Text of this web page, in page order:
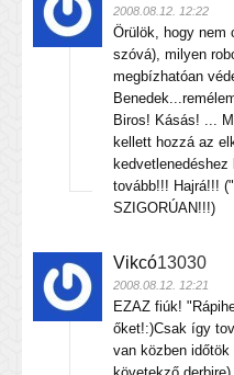
2008.08.12. 12:22
Örülök, hogy nem
szóvá), milyen
megbízhatóan
Biros! Kásás! ...
kellett hozzá az
tovább!!! Hajrá!!!
SZIGORÚAN!!!)
Vikcó13030
2008.08.12. 12:21
EZAZ fiúk!
őket!:)Csak így
van közben